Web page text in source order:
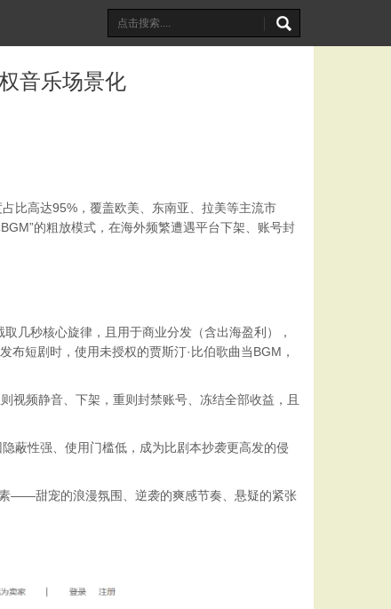
音乐场景化
比高达95%，覆盖欧美、东南亚、拉美等主流市
的粗放模式，在海外频繁遭遇平台下架、账号封
几秒核心旋律，且用于商业分发（含出海盈利），
短剧时，使用未授权的贾斯汀·比伯歌曲当BGM，
视频静音、下架，重则封禁账号、冻结全部收益，且
蔽性强、使用门槛低，成为比剧本抄袭更高发的侵
素——甜宠的浪漫氛围、逆袭的爽感节奏、悬疑的紧张